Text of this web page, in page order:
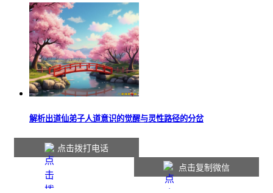
解析出道仙弟子人道意识的觉醒与灵性路径的分岔
点击拨打电话
点击复制微信